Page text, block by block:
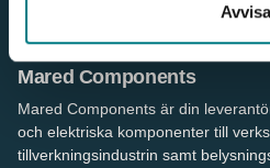
Avvisa
Mared Components
Mared Components är din
och elektriska komponenter till
tillverkningsindustrin samt